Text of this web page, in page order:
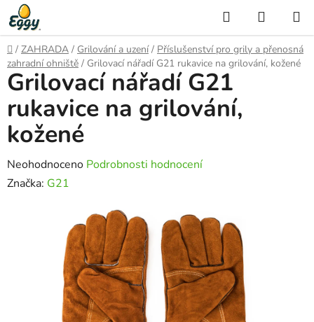
Přejít
na
obsah
Hledat
KOŠÍK
Domů
/ ZAHRADA / Grilování a uzení / Příslušenství pro grily a přenosná
zahradní ohniště / Grilovací nářadí G21 rukavice na grilování, kožené
Grilovací nářadí G21
rukavice na grilování,
kožené
Průměrné
hodnocení
Neohodnoceno Podrobnosti hodnocení
Značka: G21